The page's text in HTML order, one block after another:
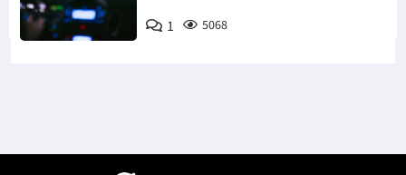
1 5068